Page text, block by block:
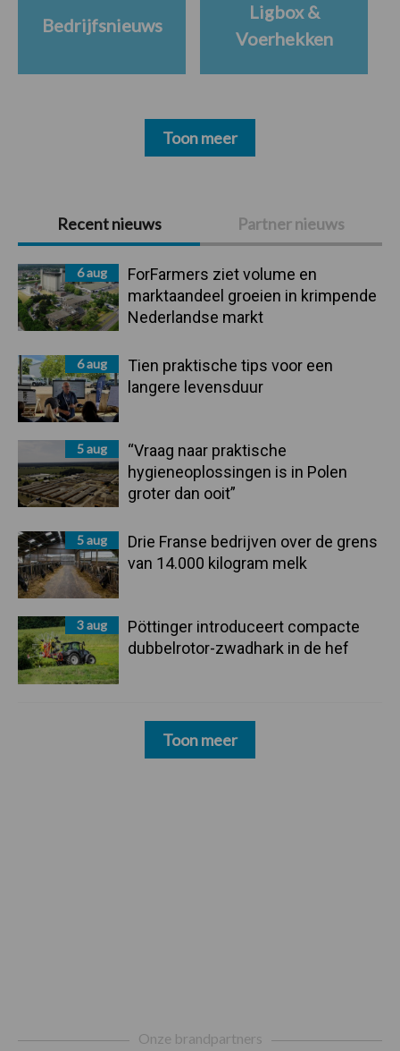
Primaire
Sidebar
Recent nieuws Partner nieuws
6 aug
ForFarmers ziet volume en
marktaandeel groeien in krimpende
Nederlandse markt
6 aug
Tien praktische tips voor een
langere levensduur
5 aug
“Vraag naar praktische
hygieneoplossingen is in Polen
groter dan ooit”
5 aug
Drie Franse bedrijven over de grens
van 14.000 kilogram melk
3 aug
Pöttinger introduceert compacte
dubbelrotor-zwadhark in de hef
Toon meer
Bedrijfsnieuws
Ligbox &
Voerhekken
Toon meer
Onze brandpartners